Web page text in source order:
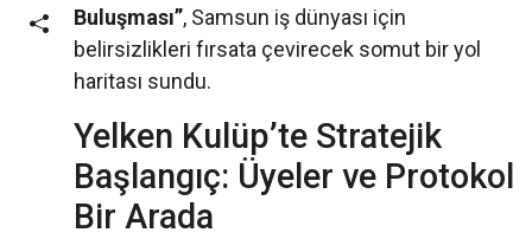
Buluşması”, Samsun iş dünyası için
belirsizlikleri fırsata çevirecek somut bir yol
haritası sundu.
Yelken Kulüp’te Stratejik
Başlangıç: Üyeler ve Protokol
Bir Arada